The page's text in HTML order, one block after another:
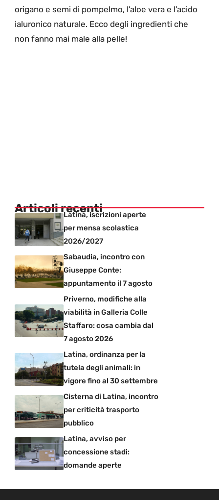
origano e semi di pompelmo, l’aloe vera e l’acido
ialuronico naturale. Ecco degli ingredienti che
non fanno mai male alla pelle!
Articoli recentiLatina, iscrizioni aperte
per mensa scolastica
2026/2027
Sabaudia, incontro con
Giuseppe Conte:
appuntamento il 7 agosto
Priverno, modifiche alla
viabilità in Galleria Colle
Staffaro: cosa cambia dal
7 agosto 2026
Latina, ordinanza per la
tutela degli animali: in
vigore fino al 30 settembre
Cisterna di Latina, incontro
per criticità trasporto
pubblico
Latina, avviso per
concessione stadi:
domande aperte